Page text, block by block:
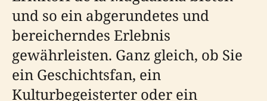
und so ein abgerundetes und
bereicherndes Erlebnis
gewährleisten. Ganz gleich, ob Sie
ein Geschichtsfan, ein
Kulturbegeisterter oder ein